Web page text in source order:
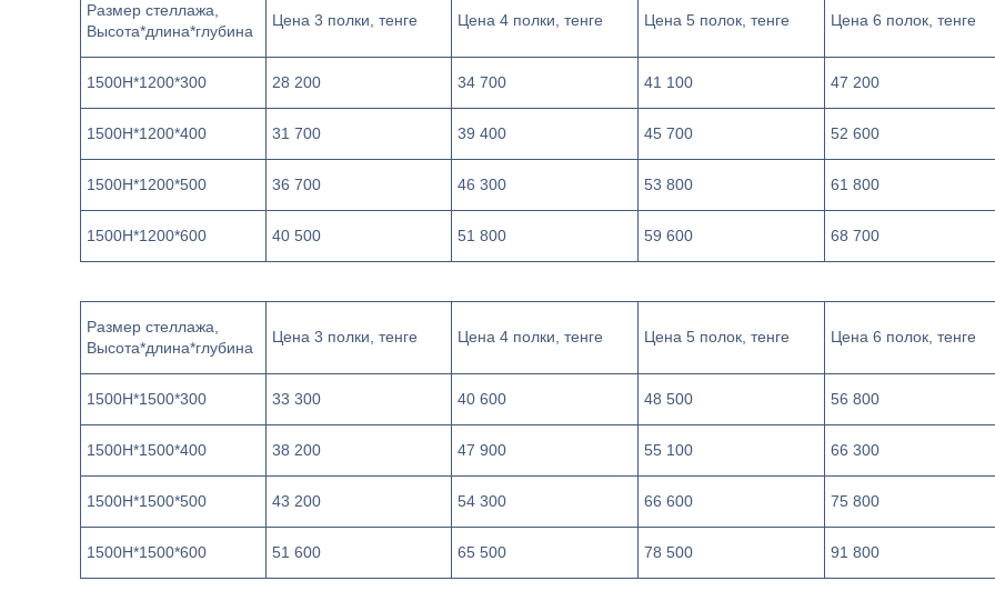
Размер стеллажа,
Высота*длина*глубина
Цена 3 полки, тенге Цена 4 полки, тенге Цена 5 полок, тенге Цена 6 полок, тенге
1500Н*1200*300 28 200 34 700 41 100 47 200
1500Н*1200*400 31 700 39 400 45 700 52 600
1500Н*1200*500 36 700 46 300 53 800 61 800
1500Н*1200*600 40 500 51 800 59 600 68 700
Размер стеллажа,
Высота*длина*глубина
Цена 3 полки, тенге Цена 4 полки, тенге Цена 5 полок, тенге Цена 6 полок, тенге
1500Н*1500*300 33 300 40 600 48 500 56 800
1500Н*1500*400 38 200 47 900 55 100 66 300
1500Н*1500*500 43 200 54 300 66 600 75 800
1500Н*1500*600 51 600 65 500 78 500 91 800